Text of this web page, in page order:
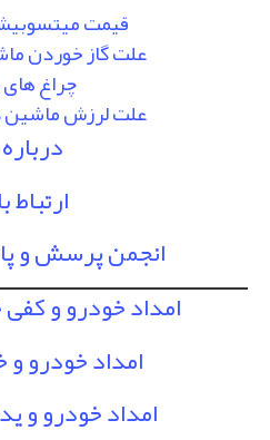
قیمت
علت گاز خوردن
چراغ های
علت لرزش ماشین در سرعت
درباره ما
ارتباط با ما
انجمن پرسش و
امداد خودرو و کفی
امداد خودرو و
امداد خودرو و